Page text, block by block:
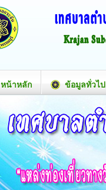
หน้าหลัก ข้อมูลทั่วไป